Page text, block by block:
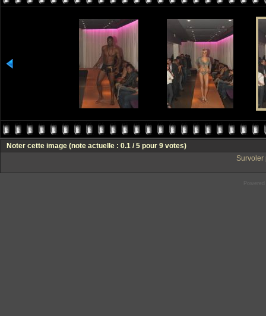
Noter cette image (note actuelle : 0.1 / 5 pour 9 votes)
Survoler